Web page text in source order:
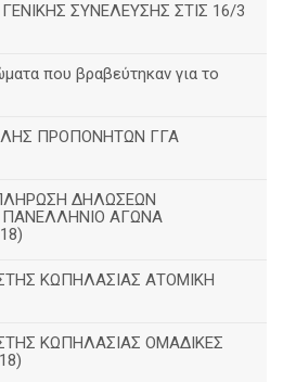
ΣΥΝΕΛΕΥΣΗΣ ΣΤΙΣ 16/3
που βραβεύτηκαν για το
ΠΡΟΠΟΝΗΤΩΝ ΓΓΑ
ΔΗΛΩΣΕΩΝ
ΑΓΩΝΑ
ΚΩΠΗΛΑΣΙΑΣ ΑΤΟΜΙΚΗ
ΚΩΠΗΛΑΣΙΑΣ ΟΜΑΔΙΚΕΣ